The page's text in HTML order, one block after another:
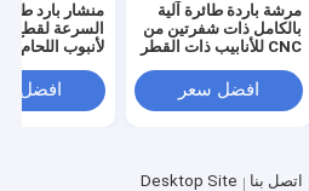
مرشة باردة طائرة آلية
بالكامل ذات شفرتين من
CNC للأنابيب ذات القطر
افضل سعر
منشار بارد
السرعة لقطع
لأنبوب اللحام
افضل
اتصل بنا Desktop Site